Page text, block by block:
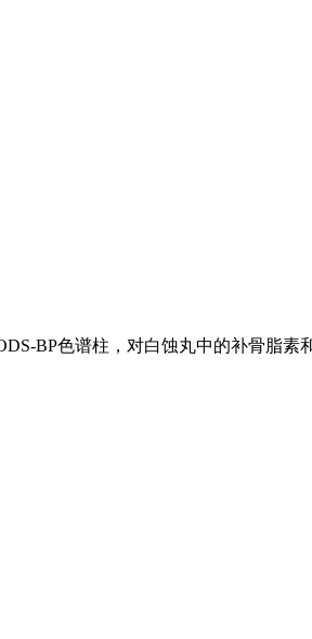
BP色谱柱，对白蚀丸中的补骨脂